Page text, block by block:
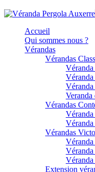
Accueil
Qui sommes nous ?
Vérandas
Vérandas
Véranda
Veranda
Vérandas
Vérandas
Véranda
Extension